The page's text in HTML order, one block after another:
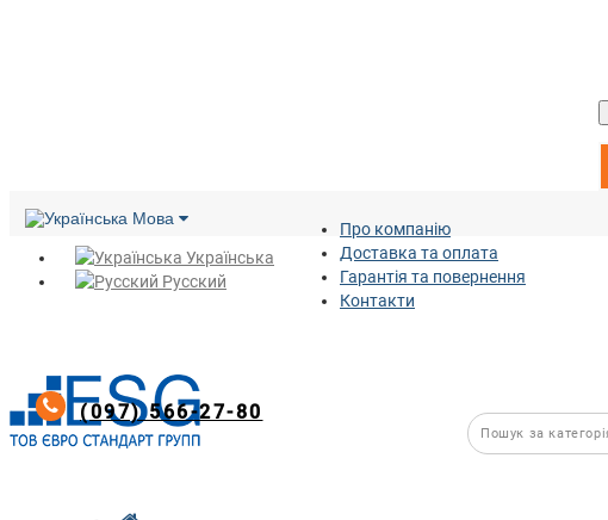
Мова
Українська
Русский
Про компанію
Доставка та оплата
Гарантія та повернення
Контакти
(097) 566-27-80